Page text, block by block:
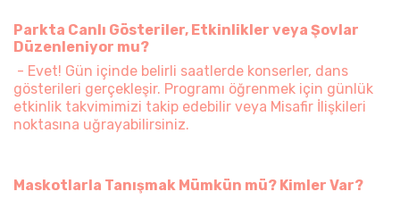
Parkta Canlı Gösteriler, Etkinlikler veya Şovlar
Düzenleniyor mu?
- Evet! Gün içinde belirli saatlerde konserler, dans
gösterileri gerçekleşir. Programı öğrenmek için günlük
etkinlik takvimimizi takip edebilir veya Misafir İlişkileri
noktasına uğrayabilirsiniz.
Maskotlarla Tanışmak Mümkün mü? Kimler Var?